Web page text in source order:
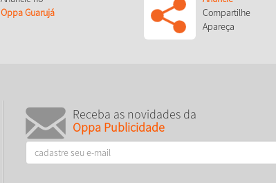
Oppa Guarujá
Compartilhe
Apareça
Receba as novidades da
Oppa Publicidade